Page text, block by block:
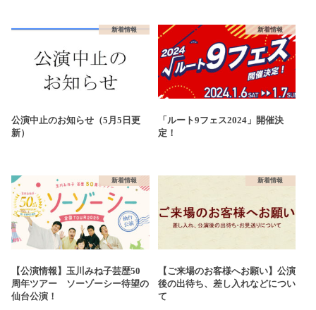
新着情報
公演中止のお知らせ（5月5日更
新）
新着情報
「ルート9フェス2024」開催決
定！
新着情報
【公演情報】玉川みね子芸歴50
周年ツアー ソーゾーシー待望の
仙台公演！
新着情報
【ご来場のお客様へお願い】公演
後の出待ち、差し入れなどについ
て